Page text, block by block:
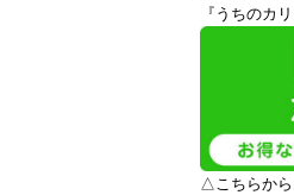
『うちのカ
△こちらから